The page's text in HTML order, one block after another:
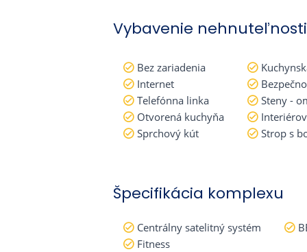
Vybavenie nehnuteľnosti
Bez zariadenia
Internet
Telefónna linka
Otvorená kuchyňa
Sprchový kút
Steny -
Strop s
Špecifikácia komplexu
Centrálny satelitný systém
Fitness